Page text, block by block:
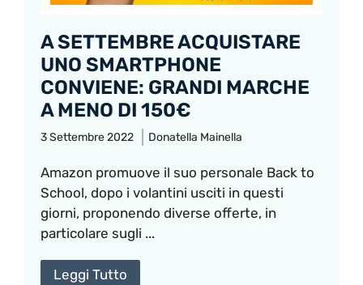
A SETTEMBRE ACQUISTARE
UNO SMARTPHONE
CONVIENE: GRANDI MARCHE
A MENO DI 150€
3 Settembre 2022 Donatella Mainella
Amazon promuove il suo personale Back to
School, dopo i volantini usciti in questi
giorni, proponendo diverse offerte, in
particolare sugli ...
Leggi Tutto